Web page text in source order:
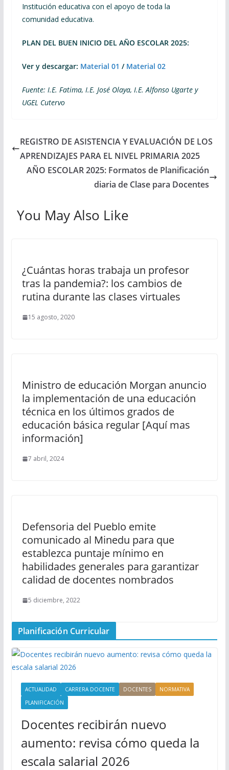
Institución educativa con el apoyo de toda la
comunidad educativa.
PLAN DEL BUEN INICIO DEL AÑO ESCOLAR 2025:
Ver y descargar: Material 01 / Material 02
Fuente: I.E. Fatima, I.E. José Olaya, I.E. Alfonso Ugarte y
UGEL Cutervo
REGISTRO DE ASISTENCIA Y EVALUACIÓN DE LOS
APRENDIZAJES PARA EL NIVEL PRIMARIA 2025
AÑO ESCOLAR 2025: Formatos de Planificación
diaria de Clase para Docentes
You May Also Like
¿Cuántas horas trabaja un profesor
tras la pandemia?: los cambios de
rutina durante las clases virtuales
15 agosto, 2020
Ministro de educación Morgan anuncio
la implementación de una educación
técnica en los últimos grados de
educación básica regular [Aquí mas
información]
7 abril, 2024
Defensoria del Pueblo emite
comunicado al Minedu para que
establezca puntaje mínimo en
habilidades generales para garantizar
calidad de docentes nombrados
5 diciembre, 2022
Planificación Curricular
ACTUALIDAD CARRERA DOCENTE DOCENTES
NORMATIVA
PLANIFICACIÓN
Docentes recibirán nuevo
aumento: revisa cómo queda la
escala salarial 2026